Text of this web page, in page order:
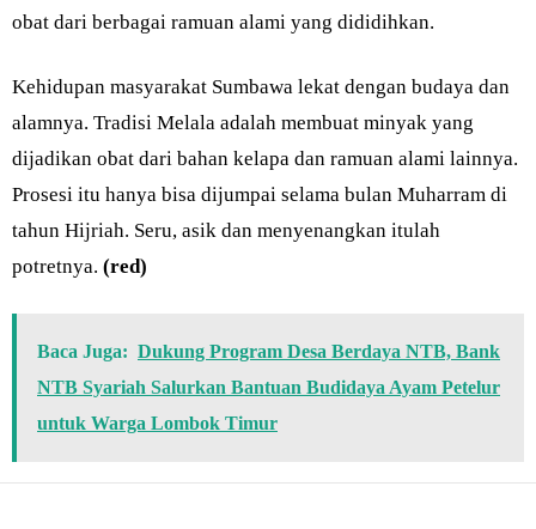
obat dari berbagai ramuan alami yang dididihkan.
Kehidupan masyarakat Sumbawa lekat dengan budaya dan
alamnya. Tradisi Melala adalah membuat minyak yang
dijadikan obat dari bahan kelapa dan ramuan alami lainnya.
Prosesi itu hanya bisa dijumpai selama bulan Muharram di
tahun Hijriah. Seru, asik dan menyenangkan itulah
potretnya. (red)
Baca Juga: Dukung Program Desa Berdaya NTB, Bank
NTB Syariah Salurkan Bantuan Budidaya Ayam Petelur
untuk Warga Lombok Timur